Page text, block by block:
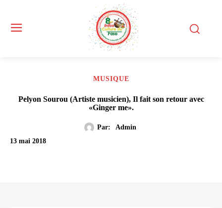
MUSIQUE
Pelyon Sourou (Artiste musicien), Il fait son retour avec
«Ginger me».
Par:
Admin
13 mai 2018